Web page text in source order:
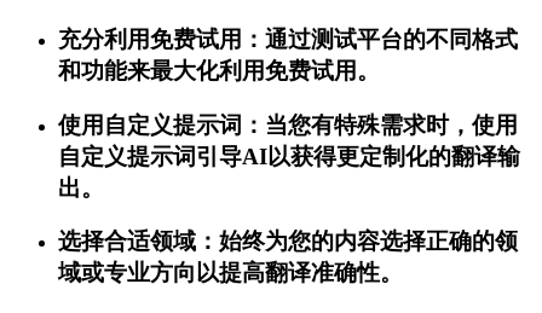
充分利用免费试用：通过测试平台的不同格式
和功能来最大化利用免费试用。
使用自定义提示词：当您有特殊需求时，使用
自定义提示词引导AI以获得更定制化的翻译输
出。
选择合适领域：始终为您的内容选择正确的领
域或专业方向以提高翻译准确性。